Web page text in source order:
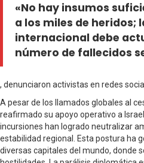
«No hay insumos
a los miles de heridos;
internacional debe
número de fallecidos
, denunciaron activistas en redes
A pesar de los llamados globales al
reafirmado su apoyo operativo a
incursiones han logrado neutralizar
estabilidad regional. Esta postura ha
diversas capitales del mundo, donde